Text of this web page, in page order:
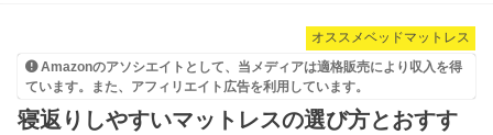
オススメベッドマットレス
Amazonのアソシエイトとして、当メディアは適格販売により収入を得
ています。また、アフィリエイト広告を利用しています。
寝返りしやすいマットレスの選び方とおすす